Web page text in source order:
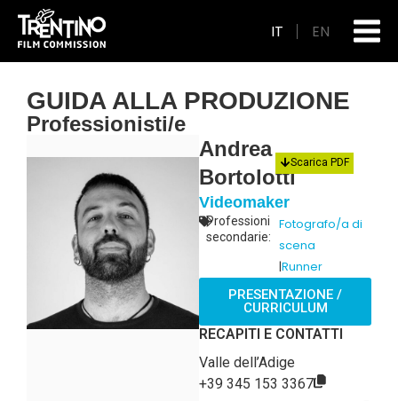
IT EN
GUIDA ALLA PRODUZIONE
Professionisti/e
Scarica PDF
Andrea
Bortolotti
Videomaker
Professioni
secondarie:
Fotografo/a di
scena
|Runner
PRESENTAZIONE /
CURRICULUM
RECAPITI E CONTATTI
Valle dell’Adige
+39 345 153 3367